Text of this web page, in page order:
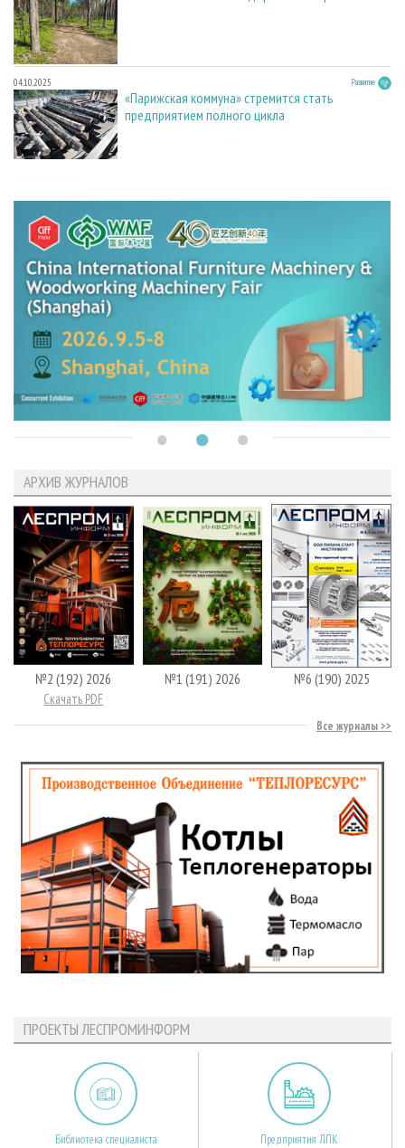
04.10.2025 Развитие
«Парижская коммуна» стремится стать
предприятием полного цикла
АРХИВ ЖУРНАЛОВ
№2 (192) 2026
Скачать PDF
№1 (191) 2026 №6 (190) 2025
Все журналы
ПРОЕКТЫ ЛЕСПРОМИНФОРМ
Библиотека специалиста Предприятия ЛПК